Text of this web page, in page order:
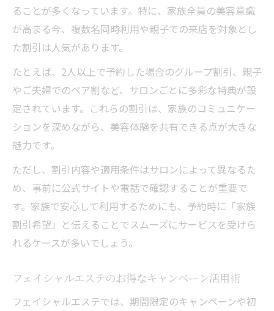
ることが多くなっています。特に、家族全員の美容意識
が高まる今、複数名同時利用や親子での来店を対象とし
た割引は人気があります。
たとえば、2人以上で予約した場合のグループ割引、親子
やご夫婦でのペア割など、サロンごとに多彩な特典が設
定されています。これらの割引は、家族のコミュニケー
ションを深めながら、美容体験を共有できる点が大きな
魅力です。
ただし、割引内容や適用条件はサロンによって異なるた
め、事前に公式サイトや電話で確認することが重要で
す。家族で安心して利用するためにも、予約時に「家族
割引希望」と伝えることでスムーズにサービスを受けら
れるケースが多いでしょう。
フェイシャルエステのお得なキャンペーン活用術
フェイシャルエステでは、期間限定のキャンペーンや初